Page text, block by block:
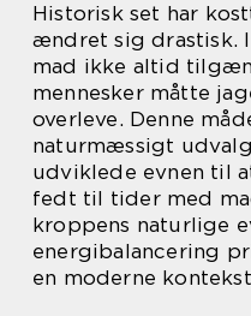
Historisk set har
ændret sig drastisk.
mad ikke altid
mennesker måtte
overleve. Denne
naturmæssigt
udviklede evnen til
fedt til tider med
kroppens naturlige
energibalancering
en moderne